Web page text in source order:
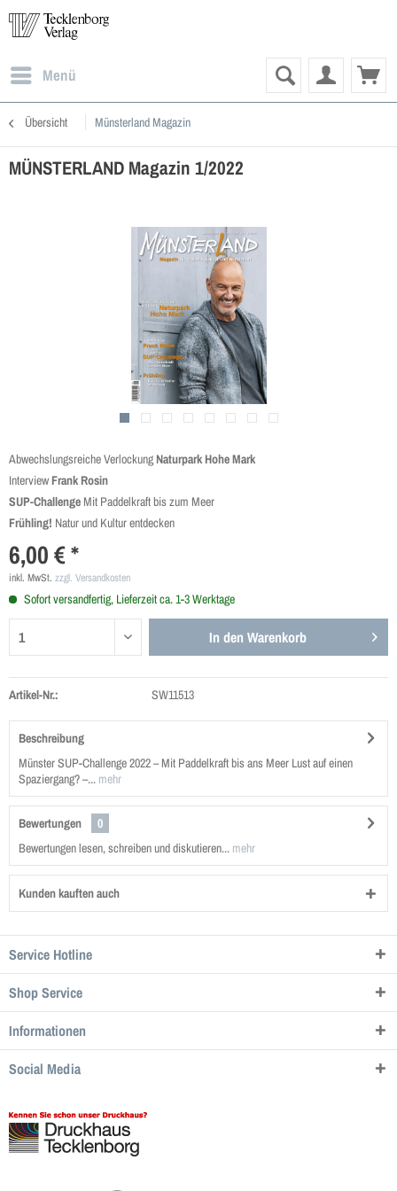
Menü
Übersicht Münsterland Magazin
MÜNSTERLAND Magazin 1/2022
Abwechslungsreiche Verlockung Naturpark Hohe Mark
Interview Frank Rosin
SUP-Challenge Mit Paddelkraft bis zum Meer
Frühling! Natur und Kultur entdecken
6,00 € *
inkl. MwSt. zzgl. Versandkosten
Sofort versandfertig, Lieferzeit ca. 1-3 Werktage
In den Warenkorb
Artikel-Nr.: SW11513
Beschreibung
Münster SUP-Challenge 2022 – Mit Paddelkraft bis ans Meer Lust auf einen
Spaziergang? –... mehr
Bewertungen
0
Bewertungen lesen, schreiben und diskutieren... mehr
Kunden kauften auch
Service Hotline
Shop Service
Informationen
Social Media